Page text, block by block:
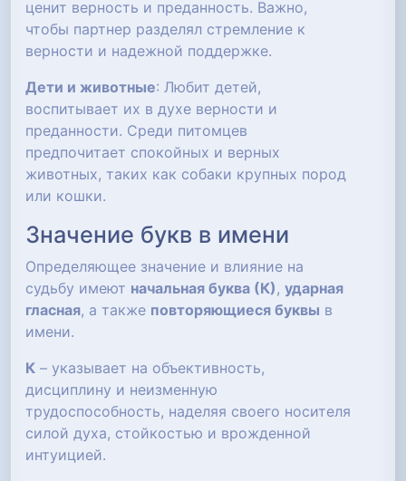
ценит верность и преданность. Важно,
чтобы партнер разделял стремление к
верности и надежной поддержке.
Дети и животные: Любит детей,
воспитывает их в духе верности и
преданности. Среди питомцев
предпочитает спокойных и верных
животных, таких как собаки крупных пород
или кошки.
Значение букв в имени
Определяющее значение и влияние на
судьбу имеют начальная буква (К), ударная
гласная, а также повторяющиеся буквы в
имени.
К – указывает на объективность,
дисциплину и неизменную
трудоспособность, наделяя своего носителя
силой духа, стойкостью и врожденной
интуицией.